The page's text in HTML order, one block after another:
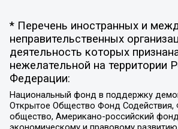
* Перечень иностранных и
неправительственных
деятельность которых
нежелательной на территории
Федерации:
Национальный фонд в поддержку
Открытое Общество Фонд Содействия,
общество, Американо-российский